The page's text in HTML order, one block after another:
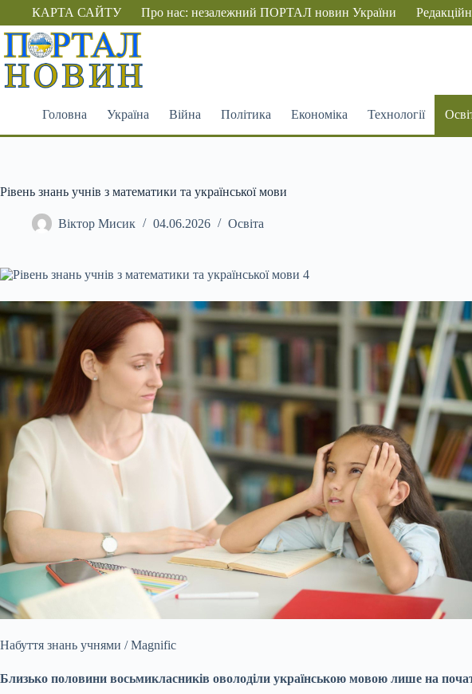
Перейти
вмісту
КАРТА САЙТУ Про нас: незалежний ПОРТАЛ новин України
Головна Україна Війна Політика Економіка Технології
Рівень знань учнів з математики та української мови
Віктор Мисик 04.06.2026 Освіта
Набуття знань учнями / Magnific
Близько половини восьмикласників оволоділи українською мовою лише на